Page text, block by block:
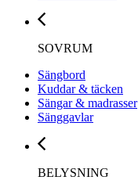
SOVRUM
Sängbord
Kuddar & täcken
Sängar & madrasser
Sänggavlar
BELYSNING